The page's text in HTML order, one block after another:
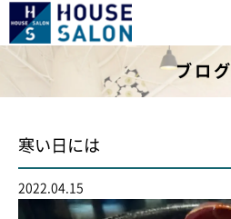
ブログ
寒い日には
2022.04.15